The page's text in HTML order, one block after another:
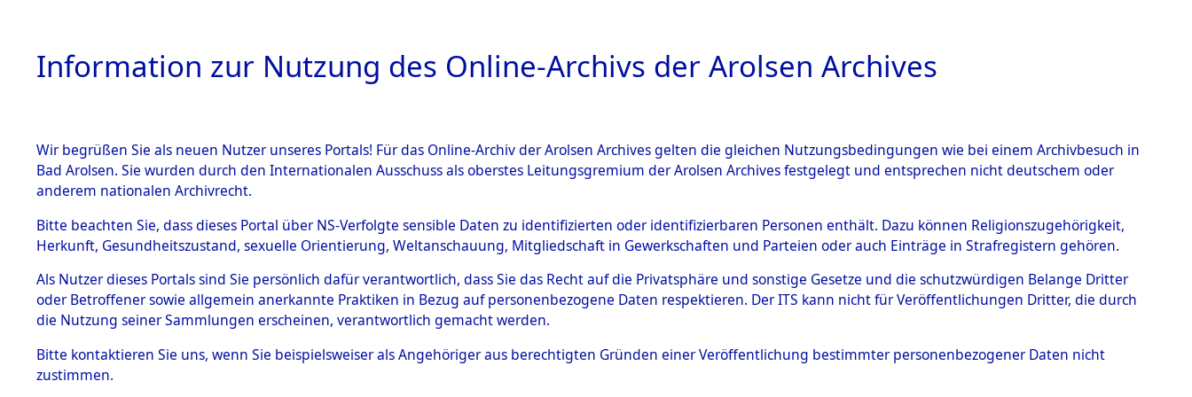
HOME BESTANDSBESCHREIBUNG ARCHIVALE ÜBERSICHT BILD
BESTÄNDE
Inhaftierungsdoku
mente
5. Verschiedenes
Todesmärsche
5.3.1 Alliierte
Einlieferung auf dem Transport verstorbener oder
vernehmungsunfähiger Häftlinge in das KZ Buchenwald und das
KZ Dachau aus anderen Konzentrationslagern ab Ende 1944 bis
in die letzten Kriegstage→0001 (84625017)→0093 (84625111)
Information zur Nutzung des Online-Archivs der Arolsen Archives
Wir begrüßen Sie als neuen Nutzer unseres Portals! Für das Online-Archiv der Arolsen Archives gelten die gleichen Nutzungsbedingungen wie bei einem Archivbesuch in
Bad Arolsen. Sie wurden durch den Internationalen Ausschuss als oberstes Leitungsgremium der Arolsen Archives festgelegt und entsprechen nicht deutschem oder
anderem nationalen Archivrecht.
Bitte beachten Sie, dass dieses Portal über NS-Verfolgte sensible Daten zu identifizierten oder identifizierbaren Personen enthält. Dazu können Religionszugehörigkeit,
Herkunft, Gesundheitszustand, sexuelle Orientierung, Weltanschauung, Mitgliedschaft in Gewerkschaften und Parteien oder auch Einträge in Strafregistern gehören.
Als Nutzer dieses Portals sind Sie persönlich dafür verantwortlich, dass Sie das Recht auf die Privatsphäre und sonstige Gesetze und die schutzwürdigen Belange Dritter
oder Betroffener sowie allgemein anerkannte Praktiken in Bezug auf personenbezogene Daten respektieren. Der ITS kann nicht für Veröffentlichungen Dritter, die durch
die Nutzung seiner Sammlungen erscheinen, verantwortlich gemacht werden.
Bitte kontaktieren Sie uns, wenn Sie beispielsweiser als Angehöriger aus berechtigten Gründen einer Veröffentlichung bestimmter personenbezogener Daten nicht
zustimmen.